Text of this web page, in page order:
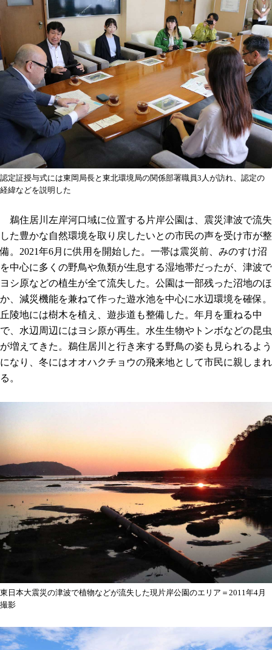
認定証授与式には東岡局長と東北環境局の関係部署職員3人が訪れ、認定の
経緯などを説明した
鵜住居川左岸河口域に位置する片岸公園は、震災津波で流失
した豊かな自然環境を取り戻したいとの市民の声を受け市が整
備。2021年6月に供用を開始した。一帯は震災前、みのすけ沼
を中心に多くの野鳥や魚類が生息する湿地帯だったが、津波で
ヨシ原などの植生が全て流失した。公園は一部残った沼地のほ
か、減災機能を兼ねて作った遊水池を中心に水辺環境を確保。
丘陵地には樹木を植え、遊歩道も整備した。年月を重ねる中
で、水辺周辺にはヨシ原が再生。水生生物やトンボなどの昆虫
が増えてきた。鵜住居川と行き来する野鳥の姿も見られるよう
になり、冬にはオオハクチョウの飛来地として市民に親しまれ
る。
東日本大震災の津波で植物などが流失した現片岸公園のエリア＝2011年4月
撮影